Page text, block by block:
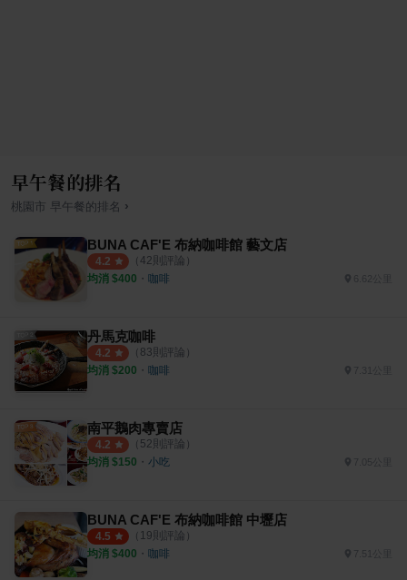
早午餐的排名
桃園市 早午餐的排名 ›
BUNA CAF'E 布納咖啡館 藝文店
4.2 （ 42則評論）
均消 $400 ・ 咖啡
丹馬克咖啡
4.2 （ 83則評論）
均消 $200 ・ 咖啡
南平鵝肉專賣店
4.2 （ 52則評論）
均消 $150 ・ 小吃 7.05公里
BUNA CAF'E 布納咖啡館 中壢店
4.5 （ 19則評論）
均消 $400 ・ 咖啡 7.51公里